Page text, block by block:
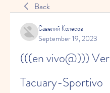
Back
Савелий Колесов
September 19, 2023
(((en vivo@))) Ver
Tacuary-Sportivo